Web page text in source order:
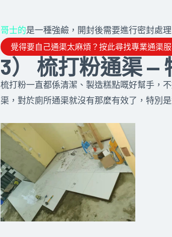
哥士的是一種強鹼，開封後需要進行密封處理
覺得要自己通渠太麻煩？按此尋找專業通渠服
3） 梳打粉通渠 —
梳打粉一直都係清潔、製造糕點嘅好幫手，
渠，對於廁所通渠就沒有那麼有效了，特別